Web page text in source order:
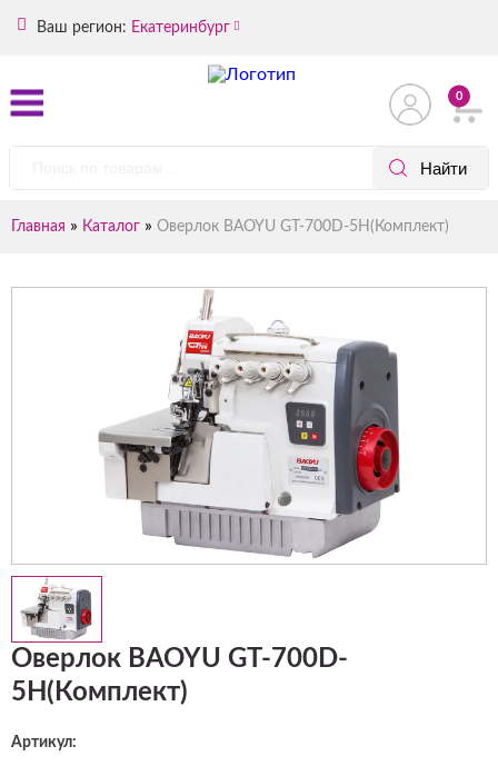
Ваш регион: Екатеринбург
0
Главная » Каталог » Оверлок BAOYU GT-700D-5H(Комплект)
Оверлок BAOYU GT-700D-
5H(Комплект)
Артикул: